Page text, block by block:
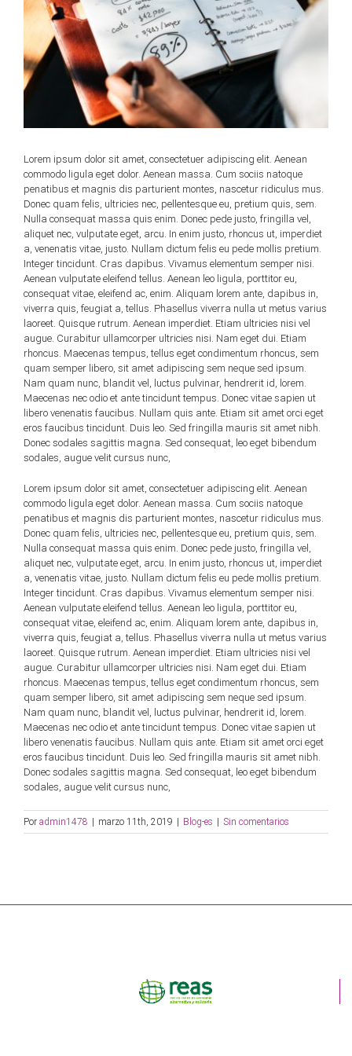
Lorem ipsum dolor sit amet, consectetuer adipiscing elit. Aenean
commodo ligula eget dolor. Aenean massa. Cum sociis natoque
penatibus et magnis dis parturient montes, nascetur ridiculus mus.
Donec quam felis, ultricies nec, pellentesque eu, pretium quis, sem.
Nulla consequat massa quis enim. Donec pede justo, fringilla vel,
aliquet nec, vulputate eget, arcu. In enim justo, rhoncus ut, imperdiet
a, venenatis vitae, justo. Nullam dictum felis eu pede mollis pretium.
Integer tincidunt. Cras dapibus. Vivamus elementum semper nisi.
Aenean vulputate eleifend tellus. Aenean leo ligula, porttitor eu,
consequat vitae, eleifend ac, enim. Aliquam lorem ante, dapibus in,
viverra quis, feugiat a, tellus. Phasellus viverra nulla ut metus varius
laoreet. Quisque rutrum. Aenean imperdiet. Etiam ultricies nisi vel
augue. Curabitur ullamcorper ultricies nisi. Nam eget dui. Etiam
rhoncus. Maecenas tempus, tellus eget condimentum rhoncus, sem
quam semper libero, sit amet adipiscing sem neque sed ipsum.
Nam quam nunc, blandit vel, luctus pulvinar, hendrerit id, lorem.
Maecenas nec odio et ante tincidunt tempus. Donec vitae sapien ut
libero venenatis faucibus. Nullam quis ante. Etiam sit amet orci eget
eros faucibus tincidunt. Duis leo. Sed fringilla mauris sit amet nibh.
Donec sodales sagittis magna. Sed consequat, leo eget bibendum
sodales, augue velit cursus nunc,
Lorem ipsum dolor sit amet, consectetuer adipiscing elit. Aenean
commodo ligula eget dolor. Aenean massa. Cum sociis natoque
penatibus et magnis dis parturient montes, nascetur ridiculus mus.
Donec quam felis, ultricies nec, pellentesque eu, pretium quis, sem.
Nulla consequat massa quis enim. Donec pede justo, fringilla vel,
aliquet nec, vulputate eget, arcu. In enim justo, rhoncus ut, imperdiet
a, venenatis vitae, justo. Nullam dictum felis eu pede mollis pretium.
Integer tincidunt. Cras dapibus. Vivamus elementum semper nisi.
Aenean vulputate eleifend tellus. Aenean leo ligula, porttitor eu,
consequat vitae, eleifend ac, enim. Aliquam lorem ante, dapibus in,
viverra quis, feugiat a, tellus. Phasellus viverra nulla ut metus varius
laoreet. Quisque rutrum. Aenean imperdiet. Etiam ultricies nisi vel
augue. Curabitur ullamcorper ultricies nisi. Nam eget dui. Etiam
rhoncus. Maecenas tempus, tellus eget condimentum rhoncus, sem
quam semper libero, sit amet adipiscing sem neque sed ipsum.
Nam quam nunc, blandit vel, luctus pulvinar, hendrerit id, lorem.
Maecenas nec odio et ante tincidunt tempus. Donec vitae sapien ut
libero venenatis faucibus. Nullam quis ante. Etiam sit amet orci eget
eros faucibus tincidunt. Duis leo. Sed fringilla mauris sit amet nibh.
Donec sodales sagittis magna. Sed consequat, leo eget bibendum
sodales, augue velit cursus nunc,
Por admin1478 marzo 11th, 2019 Blog-es Sin comentarios